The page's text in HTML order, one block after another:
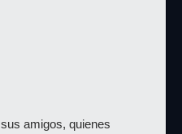
amigos, quienes